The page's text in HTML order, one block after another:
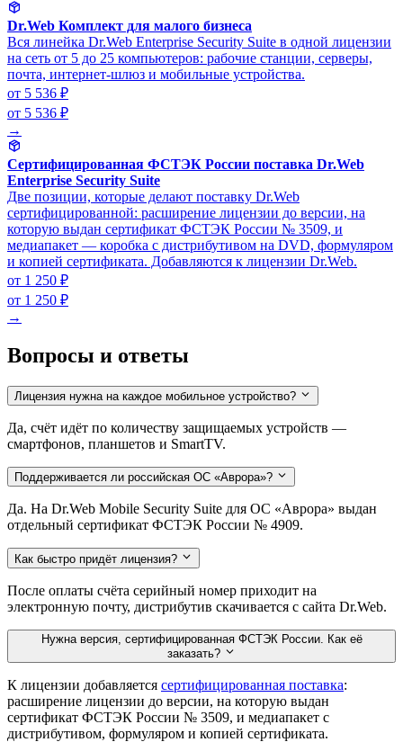
Dr.Web Комплект для малого бизнеса
Вся линейка Dr.Web Enterprise Security Suite в одной лицензии
на сеть от 5 до 25 компьютеров: рабочие станции, серверы,
почта, интернет-шлюз и мобильные устройства.
от 5 536 ₽
от 5 536 ₽
→
Сертифицированная ФСТЭК России поставка Dr.Web
Enterprise Security Suite
Две позиции, которые делают поставку Dr.Web
сертифицированной: расширение лицензии до версии, на
которую выдан сертификат ФСТЭК России № 3509, и
медиапакет — коробка с дистрибутивом на DVD, формуляром
и копией сертификата. Добавляются к лицензии Dr.Web.
от 1 250 ₽
от 1 250 ₽
→
Вопросы и ответы
Лицензия нужна на каждое мобильное устройство?
Да, счёт идёт по количеству защищаемых устройств —
смартфонов, планшетов и SmartTV.
Поддерживается ли российская ОС «Аврора»?
Да. На Dr.Web Mobile Security Suite для ОС «Аврора» выдан
отдельный сертификат ФСТЭК России № 4909.
Как быстро придёт лицензия?
После оплаты счёта серийный номер приходит на
электронную почту, дистрибутив скачивается с сайта Dr.Web.
Нужна версия, сертифицированная ФСТЭК России. Как её
заказать?
К лицензии добавляется сертифицированная поставка:
расширение лицензии до версии, на которую выдан
сертификат ФСТЭК России № 3509, и медиапакет с
дистрибутивом, формуляром и копией сертификата.